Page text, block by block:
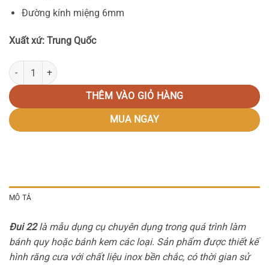
Đường kính miệng 6mm
Xuất xứ: Trung Quốc
Đui 22 số lượng
THÊM VÀO GIỎ HÀNG
MUA NGAY
MÔ TẢ
Đui 22là mẫu dụng cụ chuyên dụng trong quá trình làm
bánh quy hoặc bánh kem các loại. Sản phẩm được thiết kế
hình răng cưa với chất liệu inox bền chắc, có thời gian sử